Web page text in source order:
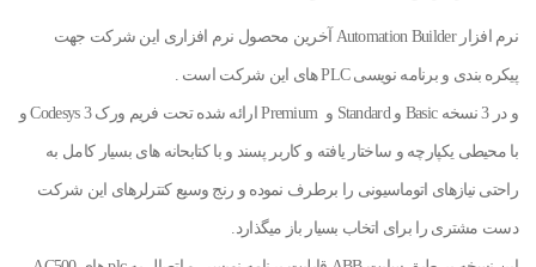
نرم افزار Automation Builder آخرین محصول نرم افزاری این شرکت جهت
پیکره بندی و برنامه نویسی PLC های این شرکت است .
و در 3 نسخه Basic و Standard و Premium ارائه شده تحت فریم ورک Codesys 3 و
با محیطی یکپارچه و ساختار یافته و کاربر پسند و با کتابحانه های بسیار کامل به
راحتی نیازهای اتوماسیونی را برطرف نموده و رنج وسیع کنترلرهای این شرکت
دست مشتری را برای اتخاب بسیار باز میگذارد.